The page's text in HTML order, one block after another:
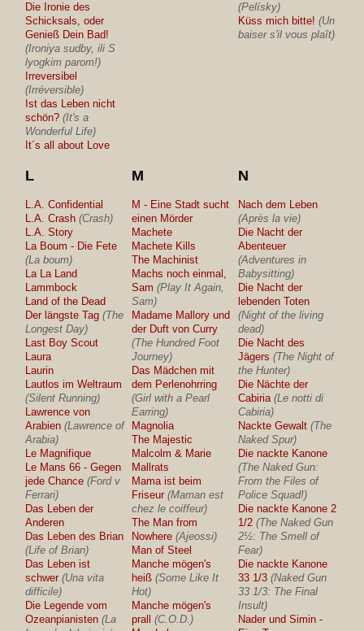
Die Ironie des
Schicksals, oder
Genieß Dein Bad!
(Ironiya sudby, ili S
lyogkim parom!)
Irreversibel
(Irréversible)
Ist das Leben nicht
schön? (It's a
Wonderful Life)
It´s all about Love
(Pelísky)
Küss mich bitte! (Un
baiser s'il vous plaît)
L
L.A. Confidential
L.A. Crash (Crash)
L.A. Story
La Boum - Die Fete
(La boum)
La La Land
Lammbock
Land of the Dead
Der längste Tag (The
Longest Day)
Last Boy Scout
Laura
Laurin
Lautlos im Weltraum
(Silent Running)
Lawrence von
Arabien (Lawrence of
Arabia)
Le Magnifique
Le Mans 66 - Gegen
jede Chance (Ford v
Ferrari)
Das Leben der
Anderen
Das Leben des Brian
(Life of Brian)
Das Leben ist
schwer (Una vita
difficile)
Die Legende vom
Ozeanpianisten (La
M
M - Eine Stadt sucht
einen Mörder
Machete
Machete Kills
The Machinist
Machs noch einmal,
Sam (Play It Again,
Sam)
Madame Mallory und
der Duft von Curry
(The Hundred Foot
Journey)
Das Mädchen mit
dem Perlenohrring
(Girl with a Pearl
Earring)
Magnolia
The Majestic
Malcolm & Marie
Mallrats
Mama ist beim
Friseur (Maman est
chez le coiffeur)
The Man from
Nowhere (Ajeossi)
Man of Steel
Manche mögen's
heiß (Some Like It
Hot)
Manche mögen's
prall
(C.O.D.)
N
Nach dem Leben
(Après la vie)
Die Nacht der
Abenteuer
(Adventures in
Babysitting)
Die Nacht der
lebenden Toten
(Night of the living
dead)
Die Nacht des
Jägers (The Night of
the Hunter)
Die Nächte der
Cabiria (Le notti di
Cabiria)
Nackte Gewalt (The
Naked Spur)
Die nackte Kanone
(The Naked Gun:
From the Files of
Police Squad!)
Die nackte Kanone 2
1/2 (The Naked Gun
2½: The Smell of
Fear)
Die nackte Kanone
33 1/3 (Naked Gun
33 1/3: The Final
Insult)
Nader und Simin -